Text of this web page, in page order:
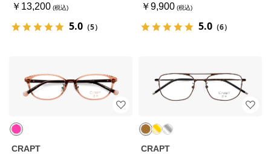
￥13,200
5.0 （5）
￥9,900
5.0 （6）
CRAPT CRAPT